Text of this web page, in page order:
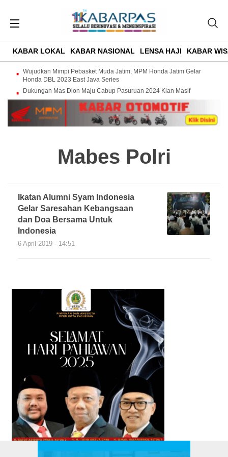
KABAR LOKAL KABAR NASIONAL LENSA HAJI KABAR
Wujudkan Mimpi Pebasket Muda Jatim, MPM Honda Jatim Gelar
Honda DBL 2023 East Java Series
Dukungan Mas Dion Maju Cabup Pasuruan 2024 Kian Masif
Mabes Polri
Ikatan Alumni Syam Indonesia
Gelar Saresahan Kebangsaan
dan Doa Bersama Untuk
Indonesia
6 April 2019 - 14:51